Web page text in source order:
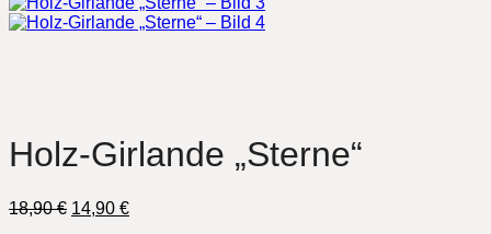
Holz-Girlande „Sterne“
18,90€ Ursprünglicher
14,90 €Aktueller